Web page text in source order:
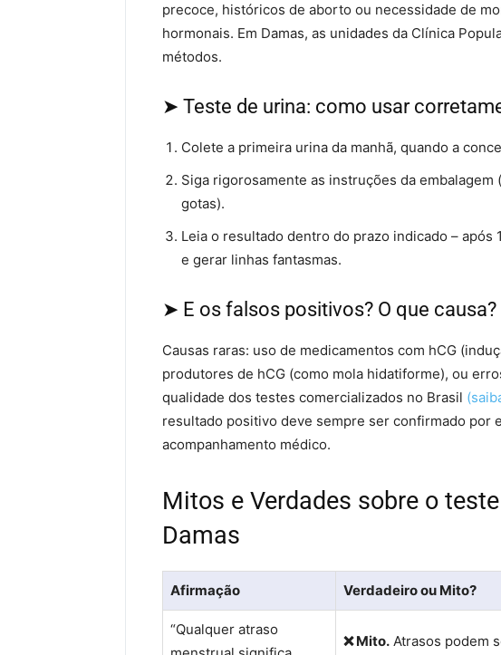
precoce, históricos de aborto ou necessidade de
hormonais. Em Damas, as unidades da Clínica
métodos.
➤ Teste de urina: como usar
Colete a primeira urina da manhã, quando a
Siga rigorosamente as instruções da
gotas).
Leia o resultado dentro do prazo indicado –
e gerar linhas fantasmas.
➤ E os falsos positivos? O que causa?
Causas raras: uso de medicamentos com hCG
produtores de hCG (como mola hidatiforme), ou
qualidade dos testes comercializados no Brasil
resultado positivo deve sempre ser confirmado por
acompanhamento médico.
Mitos e Verdades sobre o
Damas
Afirmação Verdadeiro ou Mito?
“Qualquer atraso
❌ Mito. Atrasos podem